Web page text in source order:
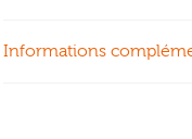
Informations